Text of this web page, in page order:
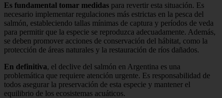
Es fundamental tomar medidas para revertir esta situación. Es
necesario implementar regulaciones más estrictas en la pesca del
salmón, estableciendo tallas mínimas de captura y períodos de veda
para permitir que la especie se reproduzca adecuadamente. Además,
se deben promover acciones de conservación del hábitat, como la
protección de áreas naturales y la restauración de ríos dañados.
En definitiva, el declive del salmón en Argentina es una
problemática que requiere atención urgente. Es responsabilidad de
todos asegurar la preservación de esta especie y mantener el
equilibrio de los ecosistemas acuáticos.